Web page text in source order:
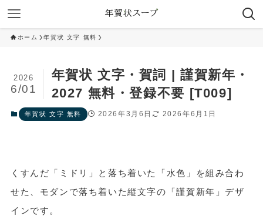
ホーム 年賀状 文字 無料
年賀状 文字・賀詞 | 謹賀新年・
2027 無料・登録不要 [T009]
2026
6/01
年賀状 文字 無料 2026年3月6日 2026年6月1日
くすんだ「ミドリ」と落ち着いた「水色」を組み合わ
せた、モダンで落ち着いた縦文字の「謹賀新年」デザ
インです。